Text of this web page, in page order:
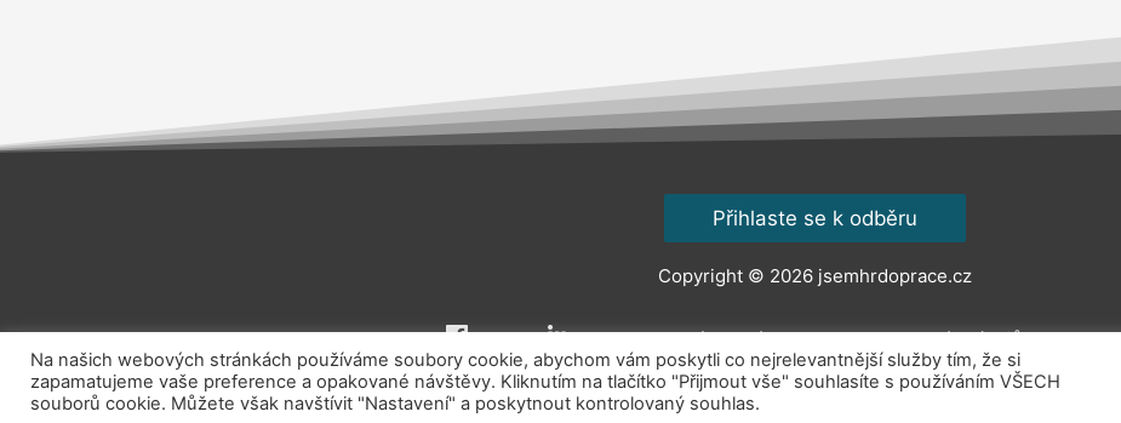
Přihlaste se k odběru
Copyright © 2026 jsemhrdoprace.cz
Obchodní podmínky Ochrana osobních údajů Kontakt
Na našich webových stránkách používáme soubory cookie, abychom vám poskytli co nejrelevantnější služby tím, že si
zapamatujeme vaše preference a opakované návštěvy. Kliknutím na tlačítko "Přijmout vše" souhlasíte s používáním VŠECH
souborů cookie. Můžete však navštívit "Nastavení" a poskytnout kontrolovaný souhlas.